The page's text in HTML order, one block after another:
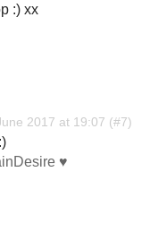
:) xx
2017 at 19:07
♥